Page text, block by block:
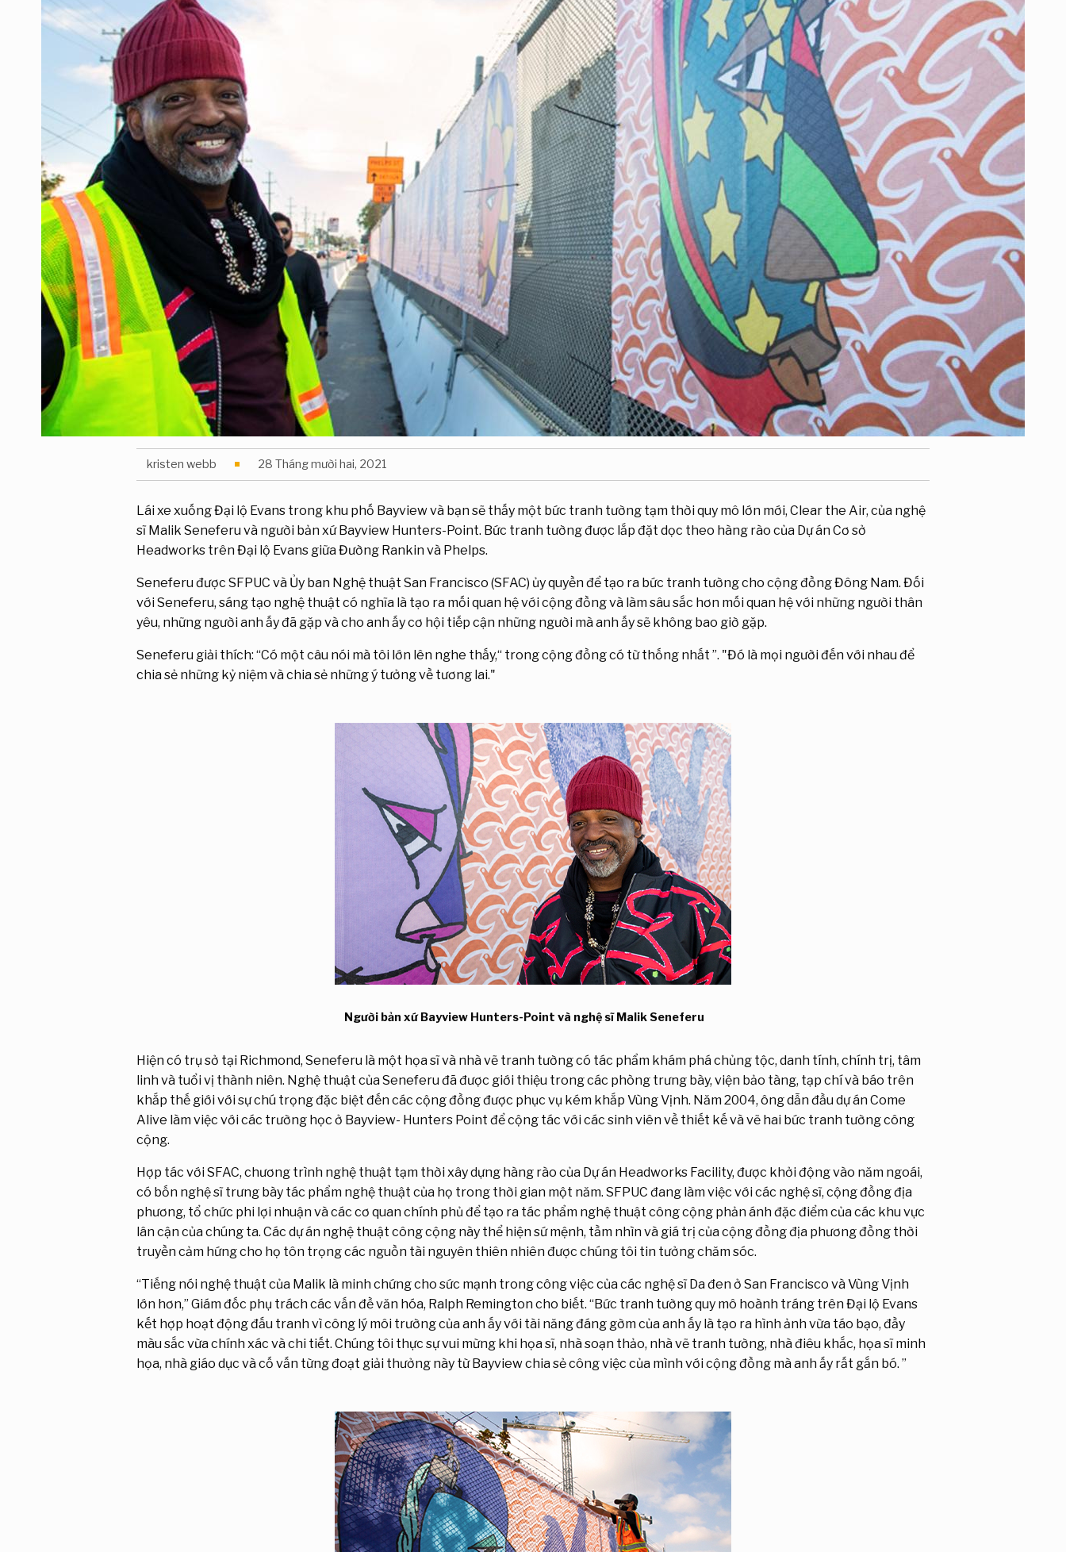
kristen webb 28 Tháng mười hai, 2021
Lái xe xuống Đại lộ Evans trong khu phố Bayview và bạn sẽ thấy một bức tranh tường tạm thời quy mô lớn mới, Clear the Air, của nghệ
sĩ Malik Seneferu và người bản xứ Bayview Hunters-Point. Bức tranh tường được lắp đặt dọc theo hàng rào của Dự án Cơ sở
Headworks trên Đại lộ Evans giữa Đường Rankin và Phelps.
Seneferu được SFPUC và Ủy ban Nghệ thuật San Francisco (SFAC) ủy quyền để tạo ra bức tranh tường cho cộng đồng Đông Nam. Đối
với Seneferu, sáng tạo nghệ thuật có nghĩa là tạo ra mối quan hệ với cộng đồng và làm sâu sắc hơn mối quan hệ với những người thân
yêu, những người anh ấy đã gặp và cho anh ấy cơ hội tiếp cận những người mà anh ấy sẽ không bao giờ gặp.
Seneferu giải thích: “Có một câu nói mà tôi lớn lên nghe thấy,“ trong cộng đồng có từ thống nhất ”. "Đó là mọi người đến với nhau để
chia sẻ những kỷ niệm và chia sẻ những ý tưởng về tương lai."
Người bản xứ Bayview Hunters-Point và nghệ sĩ Malik Seneferu
Hiện có trụ sở tại Richmond, Seneferu là một họa sĩ và nhà vẽ tranh tường có tác phẩm khám phá chủng tộc, danh tính, chính trị, tâm
linh và tuổi vị thành niên. Nghệ thuật của Seneferu đã được giới thiệu trong các phòng trưng bày, viện bảo tàng, tạp chí và báo trên
khắp thế giới với sự chú trọng đặc biệt đến các cộng đồng được phục vụ kém khắp Vùng Vịnh. Năm 2004, ông dẫn đầu dự án Come
Alive làm việc với các trường học ở Bayview- Hunters Point để cộng tác với các sinh viên về thiết kế và vẽ hai bức tranh tường công
cộng.
Hợp tác với SFAC, chương trình nghệ thuật tạm thời xây dựng hàng rào của Dự án Headworks Facility, được khởi động vào năm ngoái,
có bốn nghệ sĩ trưng bày tác phẩm nghệ thuật của họ trong thời gian một năm. SFPUC đang làm việc với các nghệ sĩ, cộng đồng địa
phương, tổ chức phi lợi nhuận và các cơ quan chính phủ để tạo ra tác phẩm nghệ thuật công cộng phản ánh đặc điểm của các khu vực
lân cận của chúng ta. Các dự án nghệ thuật công cộng này thể hiện sứ mệnh, tầm nhìn và giá trị của cộng đồng địa phương đồng thời
truyền cảm hứng cho họ tôn trọng các nguồn tài nguyên thiên nhiên được chúng tôi tin tưởng chăm sóc.
“Tiếng nói nghệ thuật của Malik là minh chứng cho sức mạnh trong công việc của các nghệ sĩ Da đen ở San Francisco và Vùng Vịnh
lớn hơn,” Giám đốc phụ trách các vấn đề văn hóa, Ralph Remington cho biết. “Bức tranh tường quy mô hoành tráng trên Đại lộ Evans
kết hợp hoạt động đấu tranh vì công lý môi trường của anh ấy với tài năng đáng gờm của anh ấy là tạo ra hình ảnh vừa táo bạo, đầy
màu sắc vừa chính xác và chi tiết. Chúng tôi thực sự vui mừng khi họa sĩ, nhà soạn thảo, nhà vẽ tranh tường, nhà điêu khắc, họa sĩ minh
họa, nhà giáo dục và cố vấn từng đoạt giải thưởng này từ Bayview chia sẻ công việc của mình với cộng đồng mà anh ấy rất gắn bó. ”